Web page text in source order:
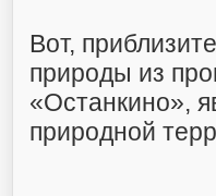
Вот,
природы из
«Останкино»,
природной